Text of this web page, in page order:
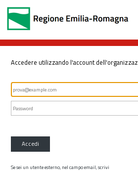
Accedere utilizzando l'account
Accedi
Se sei un utente esterno, nel campo email, scrivi